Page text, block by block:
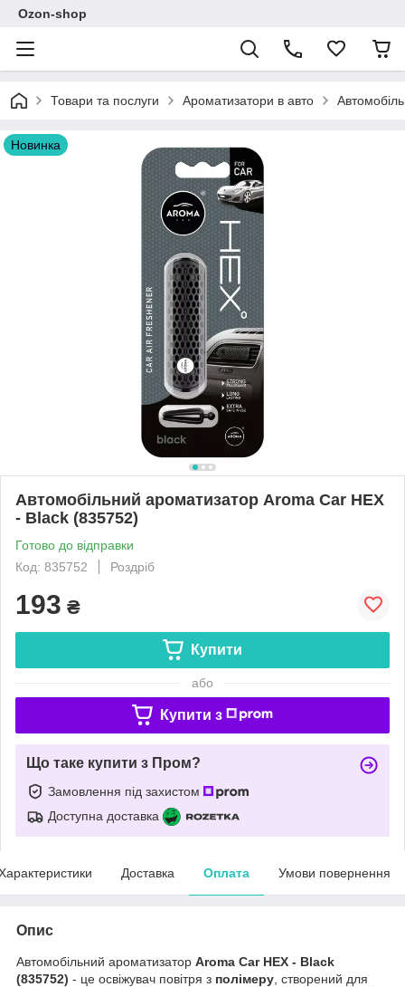
Ozon-shop
Товари та послуги Ароматизатори в авто
Новинка
Автомобільний ароматизатор Aroma Car HEX
- Black (835752)
Готово до відправки
Код: 835752
Роздріб
193 ₴
Купити
або
Купити з
Що таке купити з Пром?
Замовлення під захистом
Доступна доставка
Доставка Оплата Умови повернення
Опис
Автомобільний ароматизатор Aroma Car HEX - Black
(835752) - це освіжувач повітря з полімеру , створений для